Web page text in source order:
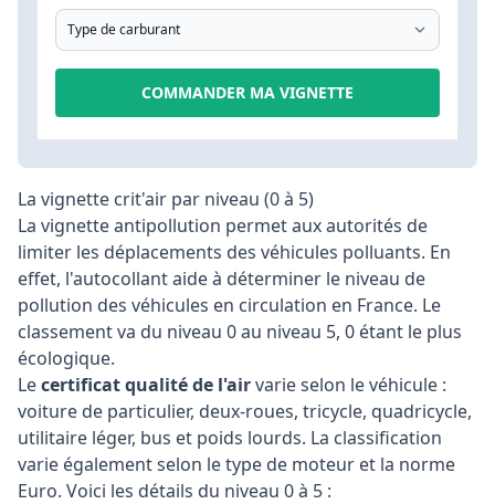
COMMANDER MA VIGNETTE
La vignette crit'air par niveau (0 à 5)
La vignette antipollution permet aux autorités de
limiter les déplacements des véhicules polluants. En
effet, l'autocollant aide à déterminer le niveau de
pollution des véhicules en circulation en France. Le
classement va du niveau 0 au niveau 5, 0 étant le plus
écologique.
Lecertificat qualité de l'airvarie selon le véhicule :
voiture de particulier, deux-roues, tricycle, quadricycle,
utilitaire léger, bus et poids lourds. La classification
varie également selon le type de moteur et la norme
Euro. Voici les détails du niveau 0 à 5 :